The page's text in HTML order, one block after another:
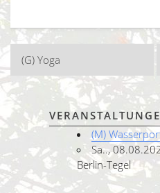
Beitragsnavigation
(G) Yoga
(M)
Sa..,
Berlin-Tegel